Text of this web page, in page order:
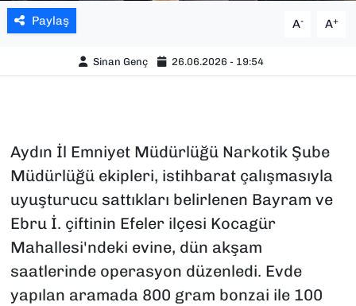
Paylaş A- A+
Sinan Genç 26.06.2026 - 19:54
Aydın İl Emniyet Müdürlüğü Narkotik Şube
Müdürlüğü ekipleri, istihbarat çalışmasıyla
uyuşturucu sattıkları belirlenen Bayram ve
Ebru İ. çiftinin Efeler ilçesi Kocagür
Mahallesi'ndeki evine, dün akşam
saatlerinde operasyon düzenledi. Evde
yapılan aramada 800 gram bonzai ile 100